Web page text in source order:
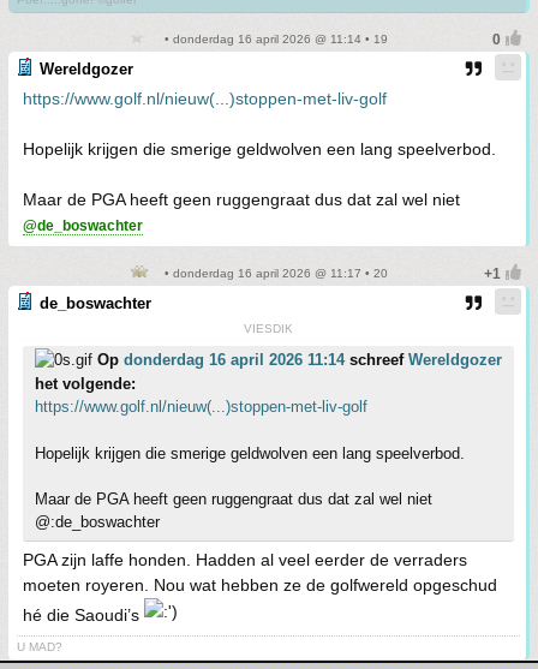
• donderdag 16 april 2026 @ 11:14 • 19
Wereldgozer
https://www.golf.nl/nieuw(...)stoppen-met-liv-golf
Hopelijk krijgen die smerige geldwolven een lang speelverbod.
Maar de PGA heeft geen ruggengraat dus dat zal wel niet
@de_boswachter
• donderdag 16 april 2026 @ 11:17 • 20
de_boswachter
VIESDIK
Op donderdag 16 april 2026 11:14schreef Wereldgozer
het volgende:
https://www.golf.nl/nieuw(...)stoppen-met-liv-golf
Hopelijk krijgen die smerige geldwolven een lang speelverbod.
Maar de PGA heeft geen ruggengraat dus dat zal wel niet
@:de_boswachter
PGA zijn laffe honden. Hadden al veel eerder de verraders
moeten royeren. Nou wat hebben ze de golfwereld opgeschud
hé die Saoudi’s
U MAD?